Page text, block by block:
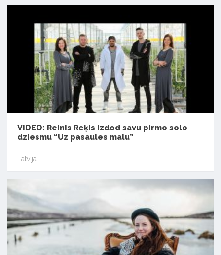
VIDEO: Reinis Reķis izdod savu pirmo solo
dziesmu “Uz pasaules malu”
Latvijā